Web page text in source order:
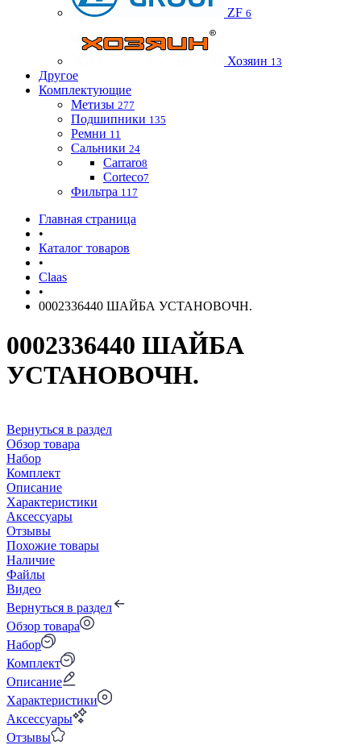
ZF 6
Хозяин 13
Другое
Комплектующие
Метизы 277
Подшипники 135
Ремни 11
Сальники 24
Carraro8
Corteco7
Фильтра 117
Главная страница
•
Каталог товаров
•
Claas
•
0002336440 ШАЙБА УСТАНОВОЧН.
0002336440 ШАЙБА
УСТАНОВОЧН.
Вернуться в раздел
Обзор товара
Набор
Комплект
Описание
Характеристики
Аксессуары
Отзывы
Похожие товары
Наличие
Файлы
Видео
Вернуться в раздел
Обзор товара
Набор
Комплект
Описание
Характеристики
Аксессуары
Отзывы